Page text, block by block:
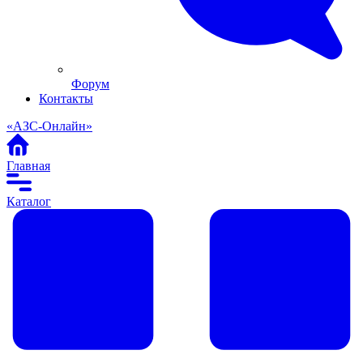
Форум
Контакты
«АЗС-Онлайн»
Главная
Каталог